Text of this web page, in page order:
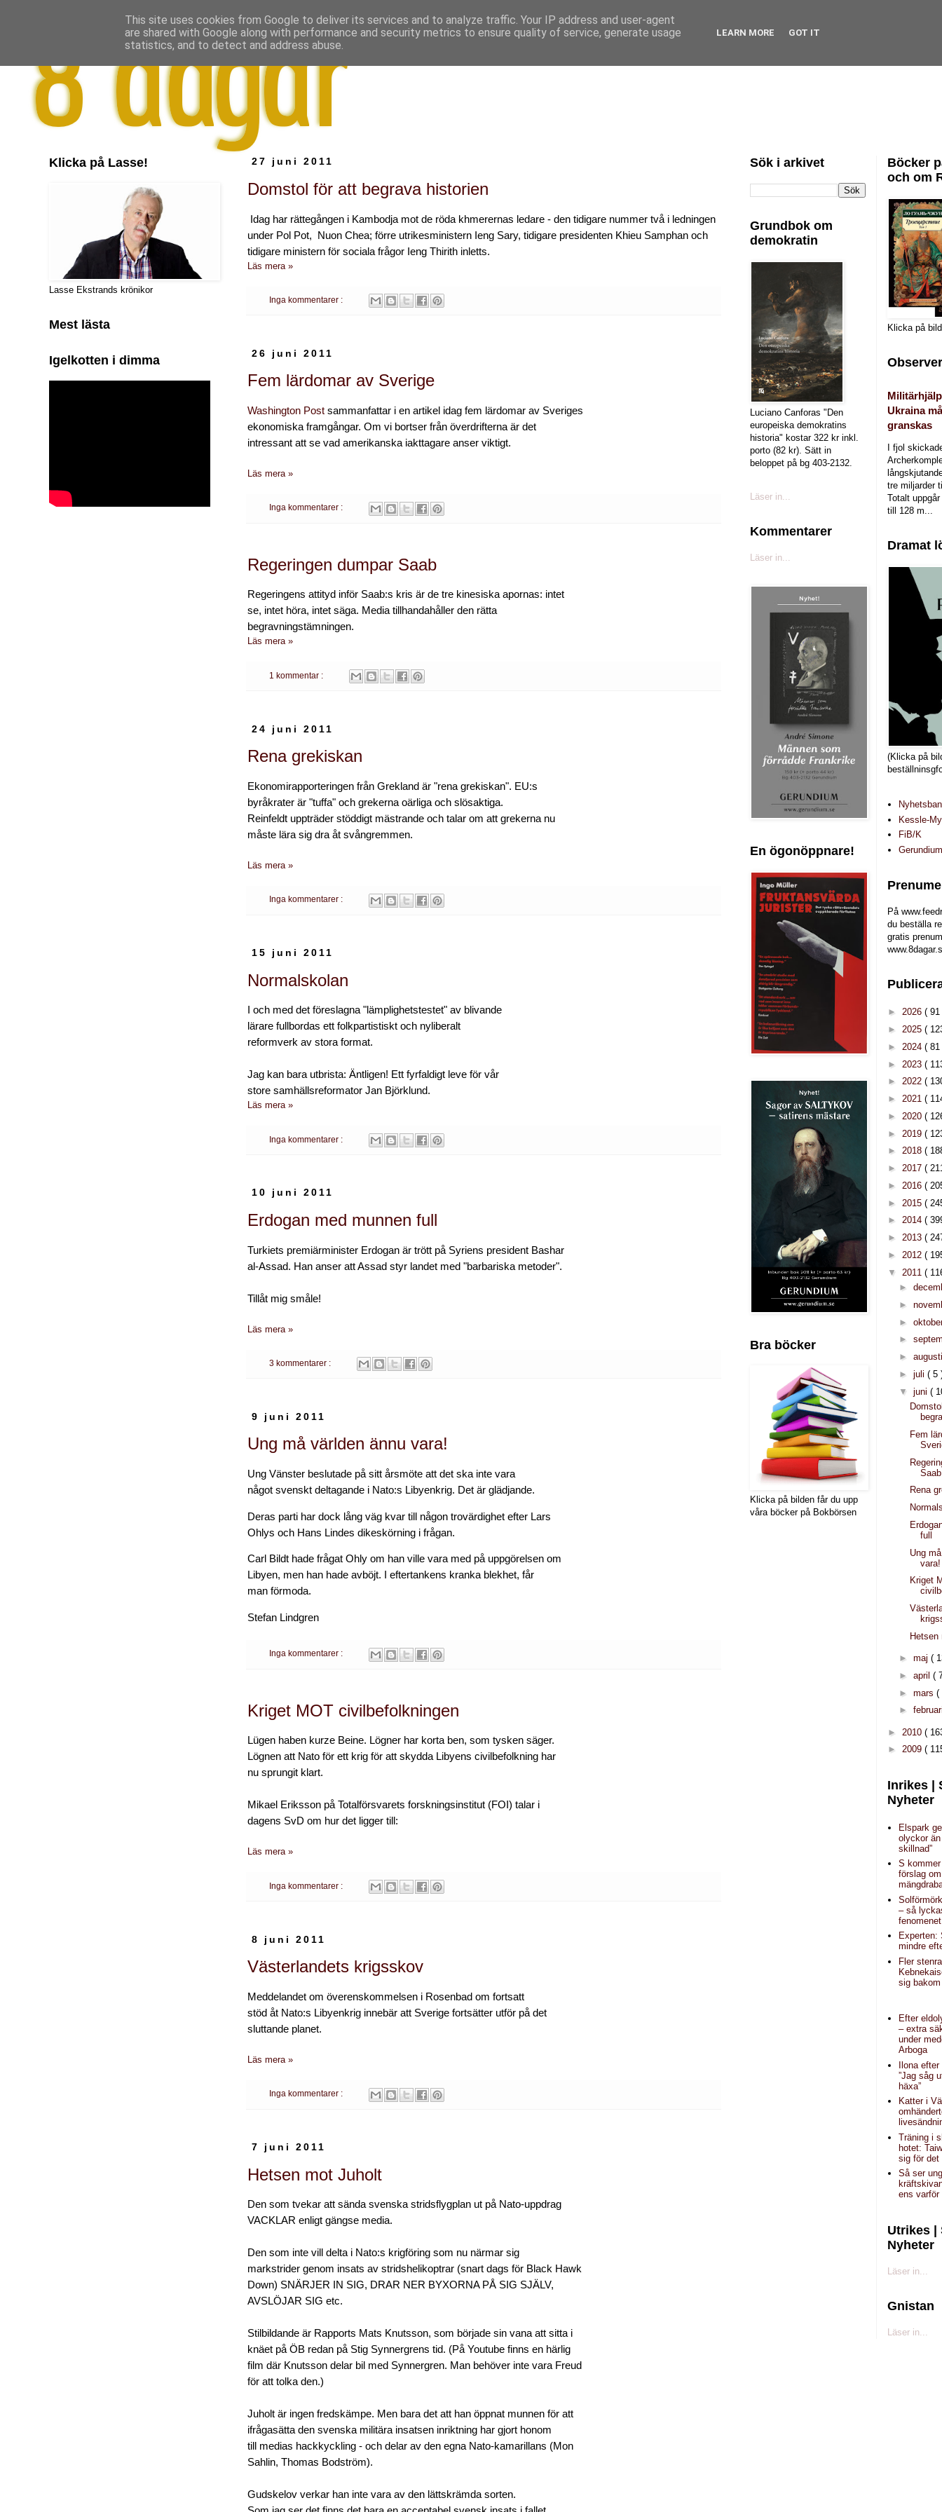
27 juni 2011
Domstol för att begrava historien
Idag har rättegången i Kambodja mot de röda khmerernas ledare - den tidigare nummer två i ledningen
under Pol Pot, Nuon Chea; förre utrikesministern Ieng Sary, tidigare presidenten Khieu Samphan och
tidigare ministern för sociala frågor Ieng Thirith inletts.
Läs mera »
Inga kommentarer :
26 juni 2011
Fem lärdomar av Sverige
Washington Post sammanfattar i en artikel idag fem lärdomar av Sveriges
ekonomiska framgångar. Om vi bortser från överdrifterna är det
intressant att se vad amerikanska iakttagare anser viktigt.
Läs mera »
Inga kommentarer :
Regeringen dumpar Saab
Regeringens attityd inför Saab:s kris är de tre kinesiska apornas: intet
se, intet höra, intet säga. Media tillhandahåller den rätta
begravningstämningen.
Läs mera »
1 kommentar :
24 juni 2011
Rena grekiskan
Ekonomirapporteringen från Grekland är "rena grekiskan". EU:s
byråkrater är "tuffa" och grekerna oärliga och slösaktiga.
Reinfeldt uppträder stöddigt mästrande och talar om att grekerna nu
måste lära sig dra åt svångremmen.
Läs mera »
Inga kommentarer :
15 juni 2011
Normalskolan
I och med det föreslagna "lämplighetstestet" av blivande
lärare fullbordas ett folkpartistiskt och nyliberalt
reformverk av stora format.
Jag kan bara utbrista: Äntligen! Ett fyrfaldigt leve för vår
store samhällsreformator Jan Björklund.
Läs mera »
Inga kommentarer :
10 juni 2011
Erdogan med munnen full
Turkiets premiärminister Erdogan är trött på Syriens president Bashar
al-Assad. Han anser att Assad styr landet med "barbariska metoder".
Tillåt mig småle!
Läs mera »
3 kommentarer :
9 juni 2011
Ung må världen ännu vara!
Ung Vänster beslutade på sitt årsmöte att det ska inte vara
något svenskt deltagande i Nato:s Libyenkrig. Det är glädjande.
Deras parti har dock lång väg kvar till någon trovärdighet efter Lars
Ohlys och Hans Lindes dikeskörning i frågan.
Carl Bildt hade frågat Ohly om han ville vara med på uppgörelsen om
Libyen, men han hade avböjt. I eftertankens kranka blekhet, får
man förmoda.
Stefan Lindgren
Inga kommentarer :
Kriget MOT civilbefolkningen
Lügen haben kurze Beine. Lögner har korta ben, som tysken säger.
Lögnen att Nato för ett krig för att skydda Libyens civilbefolkning har
nu sprungit klart.
Mikael Eriksson på Totalförsvarets forskningsinstitut (FOI) talar i
dagens SvD om hur det ligger till:
Läs mera »
Inga kommentarer :
8 juni 2011
Västerlandets krigsskov
Meddelandet om överenskommelsen i Rosenbad om fortsatt
stöd åt Nato:s Libyenkrig innebär att Sverige fortsätter utför på det
sluttande planet.
Läs mera »
Inga kommentarer :
7 juni 2011
Hetsen mot Juholt
Den som tvekar att sända svenska stridsflygplan ut på Nato-uppdrag
VACKLAR enligt gängse media.
Den som inte vill delta i Nato:s krigföring som nu närmar sig
markstrider genom insats av stridshelikoptrar (snart dags för Black Hawk
Down) SNÄRJER IN SIG, DRAR NER BYXORNA PÅ SIG SJÄLV,
AVSLÖJAR SIG etc.
Stilbildande är Rapports Mats Knutsson, som började sin vana att sitta i
knäet på ÖB redan på Stig Synnergrens tid. (På Youtube finns en härlig
film där Knutsson delar bil med Synnergren. Man behöver inte vara Freud
för att tolka den.)
Juholt är ingen fredskämpe. Men bara det att han öppnat munnen för att
ifrågasätta den svenska militära insatsen inriktning har gjort honom
till medias hackkyckling - och delar av den egna Nato-kamarillans (Mon
Sahlin, Thomas Bodström).
Gudskelov verkar han inte vara av den lättskrämda sorten.
Klicka på Lasse!
Lasse Ekstrands krönikor
Mest lästa
Igelkotten i dimma
Sök i arkivet
Grundbok om
demokratin
Luciano Canforas "Den
europeiska demokratins
historia" kostar 322 kr inkl.
porto (82 kr). Sätt in
beloppet på bg 403-2132.
Läser in...
Kommentarer
Läser in...
En ögonöppnare!
Bra böcker
Klicka på bilden får du upp
våra böcker på Bokbörsen
Böcker
och om
Klicka på
Ukraina
granskas
I fjol
tre miljarder
Totalt
till 128 m...
Dramat
(Klicka på
Kessle-
FiB/K
På
du beställa
gratis
► 2026 ( 91
► 2025 (
► 2024 ( 81
► 2023 (
► 2022 (
► 2021 (
► 2020 (
► 2019 (
► 2018 (
► 2017 (
► 2016 (
► 2015 (
► 2014 (
► 2013 (
► 2012 (
▼ 2011 (
►
►
►
►
►
► juli ( 5
▼ juni (
Fem
Saab
Rena
full
Ung
vara!
Kriget
► maj (
► april (
► mars (
►
► 2010 (
► 2009 (
Inrikes |
Nyheter
Elspark
olyckor
skillnad”
S
förslag
– så
fenomenet
Experten:
mindre
Fler
sig bakom
Efter
– extra
under
Arboga
Ilona
”Jag såg
häxa”
Katter i
Träning i
hotet:
sig för det
Så ser
ens varför
Utrikes |
Nyheter
Läser in...
Gnistan
Läser in...
This site uses cookies from Google to deliver its services and to analyze traffic. Your IP address and user-agent
are shared with Google along with performance and security metrics to ensure quality of service, generate usage
statistics, and to detect and address abuse.
LEARN MORE GOT IT